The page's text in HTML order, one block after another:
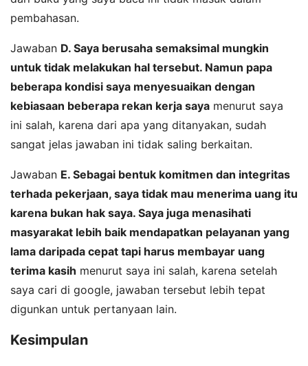
pembahasan.
Jawaban D. Saya berusaha semaksimal mungkin
untuk tidak melakukan hal tersebut. Namun papa
beberapa kondisi saya menyesuaikan dengan
kebiasaan beberapa rekan kerja saya menurut saya
ini salah, karena dari apa yang ditanyakan, sudah
sangat jelas jawaban ini tidak saling berkaitan.
Jawaban E. Sebagai bentuk komitmen dan integritas
terhada pekerjaan, saya tidak mau menerima uang itu
karena bukan hak saya. Saya juga menasihati
masyarakat lebih baik mendapatkan pelayanan yang
lama daripada cepat tapi harus membayar uang
terima kasih menurut saya ini salah, karena setelah
saya cari di google, jawaban tersebut lebih tepat
digunkan untuk pertanyaan lain.
Kesimpulan